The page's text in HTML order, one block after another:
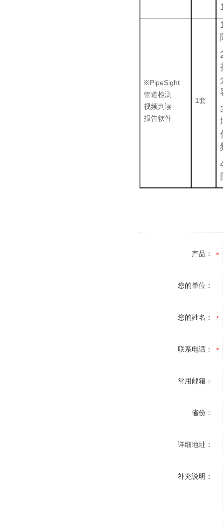
※PipeSight
管道检测
视频判读
报告软件
1套
产品：
您的单位：
您的姓名：
联系电话：
常用邮箱：
省份：
详细地址：
补充说明：